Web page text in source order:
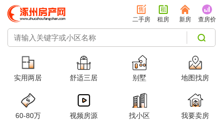
二手房 租房 新房 查房价
实用两居 舒适三居 别墅 地图找房
60-80万 视频房源 找小区 我要卖房